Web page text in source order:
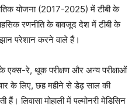
योजना (2017-2025) में टीबी के
रणनीति के बावजूद देश में टीबी के
परेशान करने वाले हैं।
के एक्स-रे, थूक परीक्षण और अन्य परीक्षाओं
के लिए, छह महीने से डेढ़ साल की
हैं। लिवासा मोहाली में पल्मोनरी मेडिसिन